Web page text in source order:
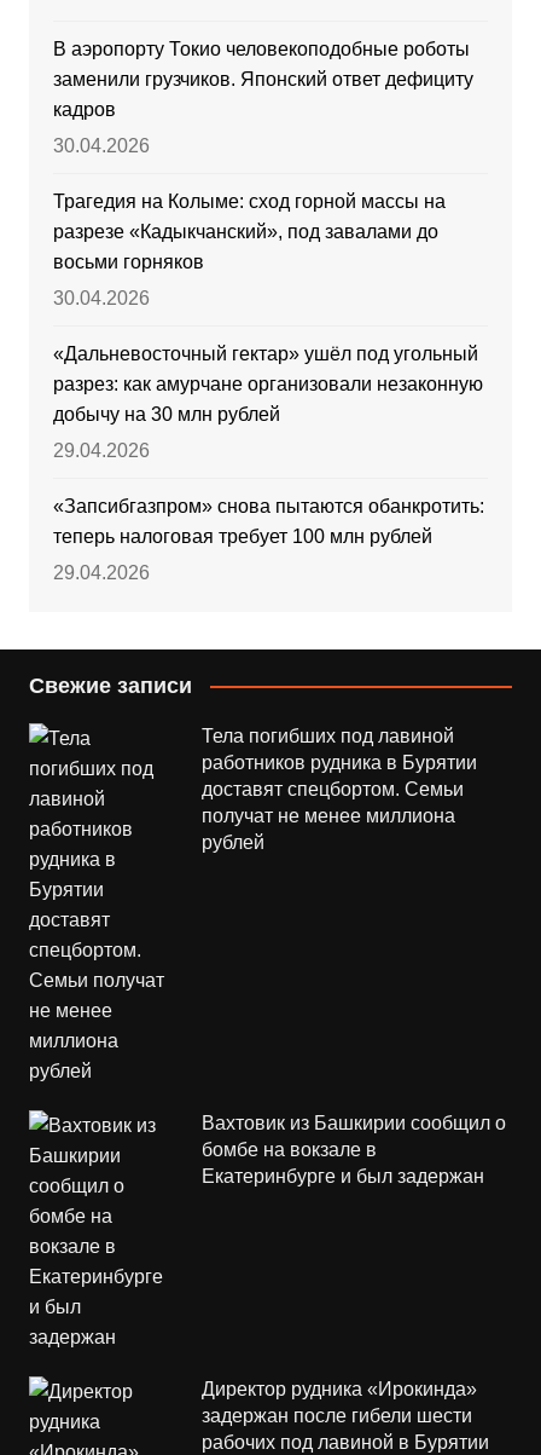
В аэропорту Токио человекоподобные роботы
заменили грузчиков. Японский ответ дефициту
кадров
30.04.2026
Трагедия на Колыме: сход горной массы на
разрезе «Кадыкчанский», под завалами до
восьми горняков
30.04.2026
«Дальневосточный гектар» ушёл под угольный
разрез: как амурчане организовали незаконную
добычу на 30 млн рублей
29.04.2026
«Запсибгазпром» снова пытаются обанкротить:
теперь налоговая требует 100 млн рублей
29.04.2026
Свежие записи
Тела погибших под лавиной
работников рудника в Бурятии
доставят спецбортом. Семьи
получат не менее миллиона
рублей
Вахтовик из Башкирии сообщил о
бомбе на вокзале в
Екатеринбурге и был задержан
Директор рудника «Ирокинда»
задержан после гибели шести
рабочих под лавиной в Бурятии